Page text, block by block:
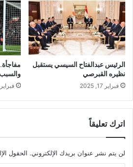
الرئيس عبدالفتاح السيسي يستقبل
نظيره القبرصي
فبراير 17, 2025 فبراير 11, 2025
اترك تعليقاً
لن يتم نشر عنوان بريدك الإلكتروني. الحقول